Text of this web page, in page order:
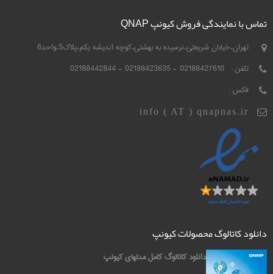
تماس با نمایندگی فروش کیونپ QNAP
تهران،خیابان شریعتی،نرسیده به بهشتی،کوچه اندیشه یکم،پلاک5،واحد6
تلفن : 02188427610 - 02188423635 - 02188442844
فکس :
info ( AT ) qnapnas.ir
دانلود کاتالوگ محصولات کیونپ
دانلود کاتالوگ کامل مدلهای کیونپ